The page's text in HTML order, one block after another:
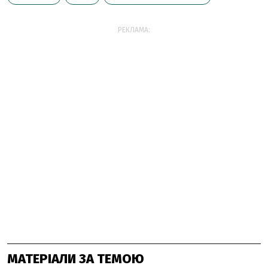
РЕКЛАМА:
МАТЕРІАЛИ ЗА ТЕМОЮ